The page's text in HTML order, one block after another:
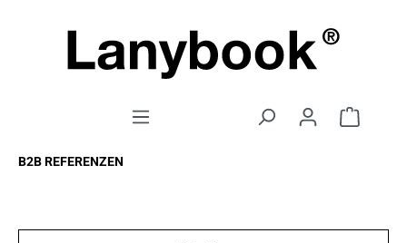
B2B REFERENZEN